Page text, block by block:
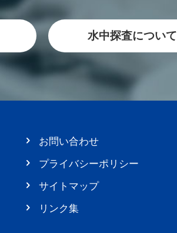
水中探査について
お問い合わせ
プライバシーポリシー
サイトマップ
リンク集